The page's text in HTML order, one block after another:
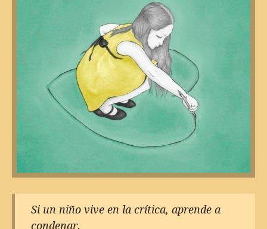
Si un niño vive en la crítica, aprende a
condenar.